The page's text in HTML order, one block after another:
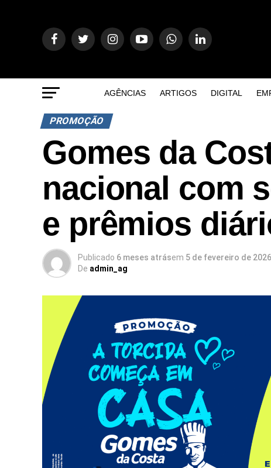
AGÊNCIAS ARTIGOS DIGITAL
PROMOÇÃO
Gomes da
nacional com
e prêmios
Publicado 6 meses atrásem 5 de fevereiro de 2026
De admin_ag